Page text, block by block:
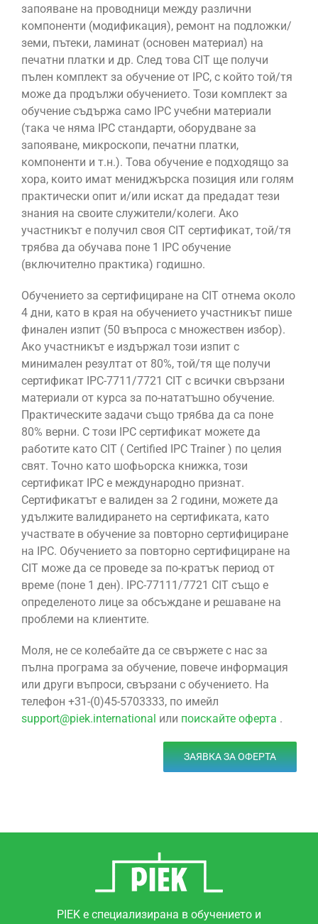
запояване на проводници между различни
компоненти (модификация), ремонт на подложки/
земи, пътеки, ламинат (основен материал) на
печатни платки и др. След това CIT ще получи
пълен комплект за обучение от IPC, с който той/тя
може да продължи обучението. Този комплект за
обучение съдържа само IPC учебни материали
(така че няма IPC стандарти, оборудване за
запояване, микроскопи, печатни платки,
компоненти и т.н.). Това обучение е подходящо за
хора, които имат мениджърска позиция или голям
практически опит и/или искат да предадат тези
знания на своите служители/колеги. Ако
участникът е получил своя CIT сертификат, той/тя
трябва да обучава поне 1 IPC обучение
(включително практика) годишно.
Обучението за сертифициране на CIT отнема около
4 дни, като в края на обучението участникът пише
финален изпит (50 въпроса с множествен избор).
Ако участникът е издържал този изпит с
минимален резултат от 80%, той/тя ще получи
сертификат IPC-7711/7721 CIT с всички свързани
материали от курса за по-нататъшно обучение.
Практическите задачи също трябва да са поне
80% верни. С този IPC сертификат можете да
работите като CIT ( Certified IPC Trainer ) по целия
свят. Точно като шофьорска книжка, този
сертификат IPC е международно признат.
Сертификатът е валиден за 2 години, можете да
удължите валидирането на сертификата, като
участвате в обучение за повторно сертифициране
на IPC. Обучението за повторно сертифициране на
CIT може да се проведе за по-кратък период от
време (поне 1 ден). IPC-77111/7721 CIT също е
определеното лице за обсъждане и решаване на
проблеми на клиентите.
Моля, не се колебайте да се свържете с нас за
пълна програма за обучение, повече информация
или други въпроси, свързани с обучението. На
телефон +31-(0)45-5703333, по имейл
support@piek.international или поискайте оферта .
ЗАЯВКА ЗА ОФЕРТА
PIEK е специализирана в обучението и